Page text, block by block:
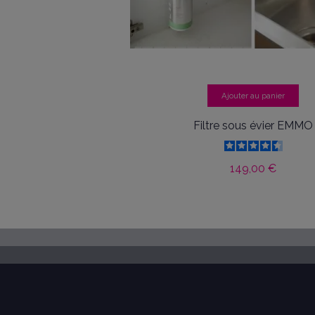
Ajouter au panier
Filtre sous évier EMMO
149,00 €